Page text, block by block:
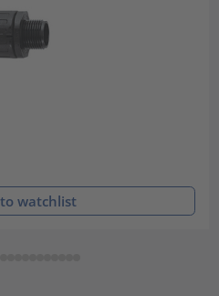
watchlist